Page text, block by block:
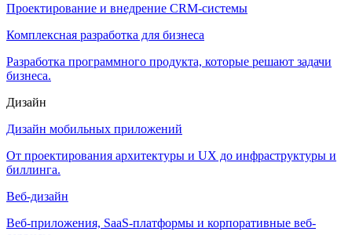
Проектирование и внедрение CRM-системы
Комплексная разработка для бизнеса
Разработка программного продукта, которые решают задачи
бизнеса.
Дизайн
Дизайн мобильных приложений
От проектирования архитектуры и UX до инфраструктуры и
биллинга.
Веб-дизайн
Веб-приложения, SaaS-платформы и корпоративные веб-